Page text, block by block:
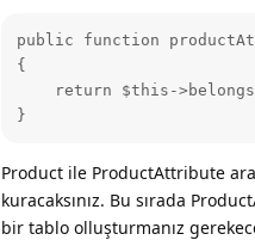
public function
{
return $this-
}
Product ile ProductAttribute
kuracaksınız. Bu sırada
bir tablo olluşturmanız